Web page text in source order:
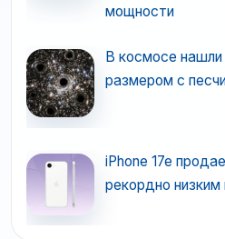
мощности
В космосе
размером с
iPhone 17e
рекордно